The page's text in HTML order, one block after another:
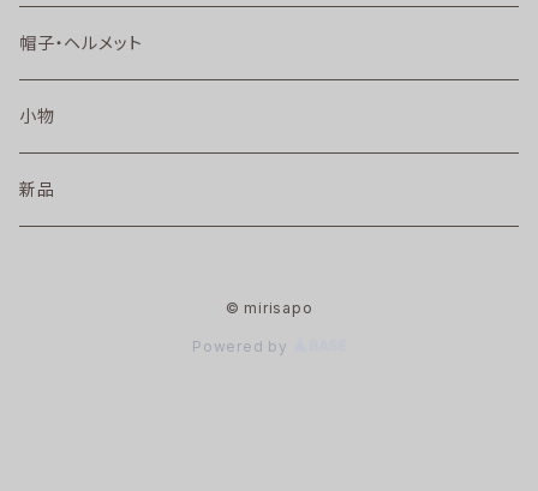
帽子・ヘルメット
小物
新品
© mirisapo
Powered by